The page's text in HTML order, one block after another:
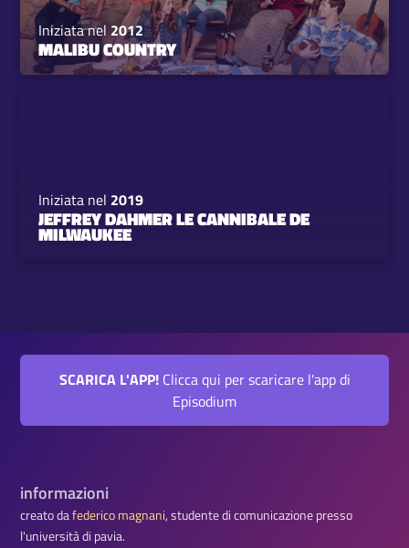
Iniziata nel 2012
MALIBU COUNTRY
Iniziata nel 2019
JEFFREY DAHMER LE CANNIBALE DE
MILWAUKEE
SCARICA L'APP!Clicca qui per scaricare l'app di
Episodium
informazioni
creato dafederico magnani, studente di comunicazione presso
l'università di pavia.